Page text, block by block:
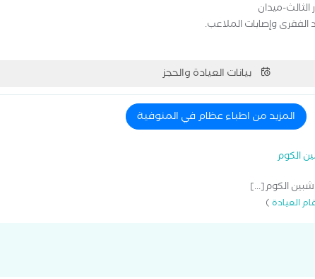
الثالث-ميدان
وإصابات الملاعب.
بيانات العيادة والحجز
المزيد من اطباء عظام في المنوفية
الكوم
الكوم[...]
العيادة)